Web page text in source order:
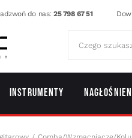
do nas:25 798 67 51
Instrumenty